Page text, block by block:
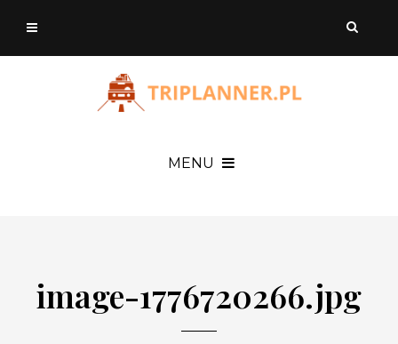
MENU
image-1776720266.jpg